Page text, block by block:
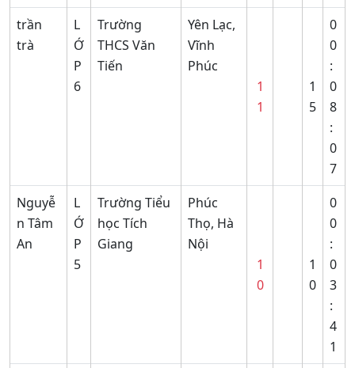
trần
trà
L
Ớ
P
6
Trường
THCS Văn
Tiến
Yên Lạc,
Vĩnh
Phúc
1
1
1
5
0
0
:
0
8
:
0
7
Nguyễ
n Tâm
An
L
Ớ
P
5
Trường Tiểu
học Tích
Giang
Phúc
Thọ, Hà
Nội
1
0
1
0
0
0
:
0
3
:
4
1